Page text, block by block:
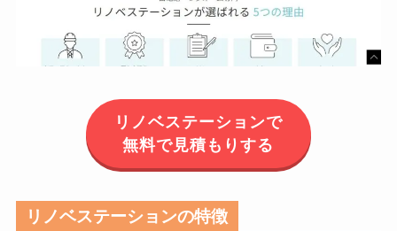
リノベステーションで
無料で見積もりする
リノベステーションの特徴